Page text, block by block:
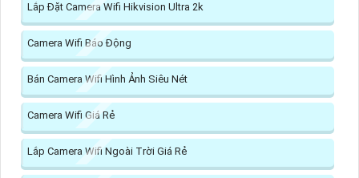
Lắp Đặt Camera Wifi Hikvision Ultra 2k
Camera Wifi Báo Động
Bán Camera Wifi Hình Ảnh Siêu Nét
Camera Wifi Giá Rẻ
Lắp Camera Wifi Ngoài Trời Giá Rẻ